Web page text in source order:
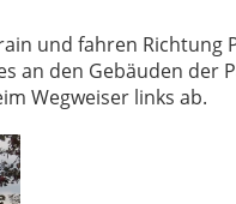
und fahren Richtung
an den Gebäuden der
Wegweiser links ab.